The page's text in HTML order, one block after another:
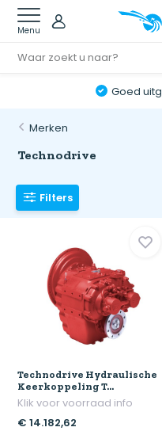
Menu
Online
Merken
Technodrive
Filters
Technodrive Hydraulische
Keerkoppeling T...
Klik voor voorraad info
€ 14.182,62